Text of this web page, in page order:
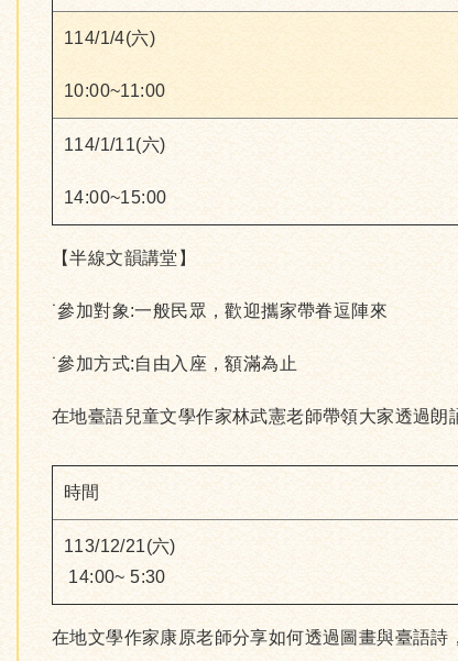
114/1/4(六)
10:00~11:00
114/1/11(六)
14:00~15:00
【半線文韻講堂】
˙參加對象:一般民眾，歡迎攜家帶眷逗陣來
˙參加方式:自由入座，額滿為止
在地臺語兒童文學作家林武憲老師帶領大家透過朗
時間
113/12/21(六)
14:00~ 5:30
在地文學作家康原老師分享如何透過圖畫與臺語詩